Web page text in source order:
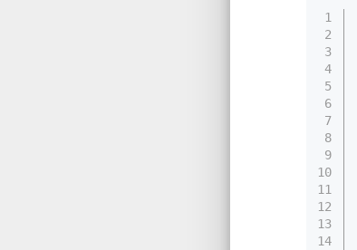
1
2
3
4
5
6
7
8
9
10
11
12
13
14